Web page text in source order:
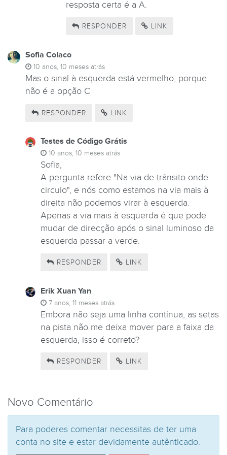
resposta certa é a A.
RESPONDER LINK
Sofia Colaco
10 anos, 10 meses atrás
Mas o sinal à esquerda está vermelho, porque
não é a opção C
RESPONDER LINK
Testes de Código Grátis
10 anos, 10 meses atrás
Sofia,
A pergunta refere "Na via de trânsito onde
circulo", e nós como estamos na via mais à
direita não podemos virar à esquerda.
Apenas a via mais à esquerda é que pode
mudar de direcção após o sinal luminoso da
esquerda passar a verde.
RESPONDER LINK
Erik Xuan Yan
7 anos, 11 meses atrás
Embora não seja uma linha contínua, as setas
na pista não me deixa mover para a faixa da
esquerda, isso é correto?
RESPONDER LINK
Novo Comentário
Para poderes comentar necessitas de ter uma
conta no site e estar devidamente autênticado.